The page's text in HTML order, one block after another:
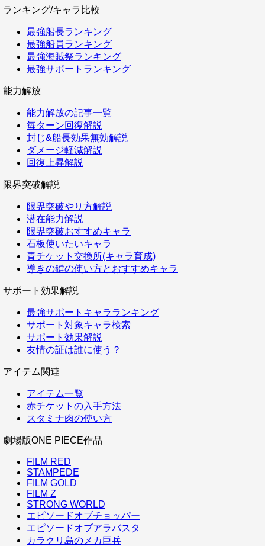
ランキング/キャラ比較
最強船長ランキング
最強船員ランキング
最強海賊祭ランキング
最強サポートランキング
能力解放
能力解放の記事一覧
毎ターン回復解説
封じ&船長効果無効解説
ダメージ軽減解説
回復上昇解説
限界突破解説
限界突破やり方解説
潜在能力解説
限界突破おすすめキャラ
石板使いたいキャラ
青チケット交換所(キャラ育成)
導きの鍵の使い方とおすすめキャラ
サポート効果解説
最強サポートキャラランキング
サポート対象キャラ検索
サポート効果解説
友情の証は誰に使う？
アイテム関連
アイテム一覧
赤チケットの入手方法
スタミナ肉の使い方
劇場版ONE PIECE作品
FILM RED
STAMPEDE
FILM GOLD
FILM Z
STRONG WORLD
エピソードオブチョッパー
エピソードオブアラバスタ
カラクリ島のメカ巨兵